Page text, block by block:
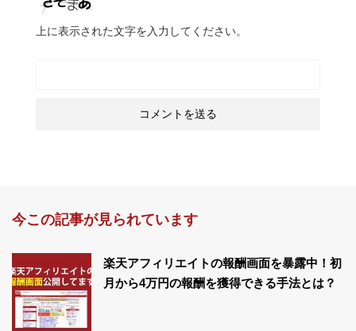
上に表示された文字を入力してください。
今この記事が見られています
楽天アフィリエイトの報酬画面を暴露中！初
月から4万円の報酬を獲得できる手法とは？